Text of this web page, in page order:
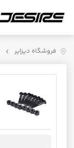
فروشگاه دیزایر